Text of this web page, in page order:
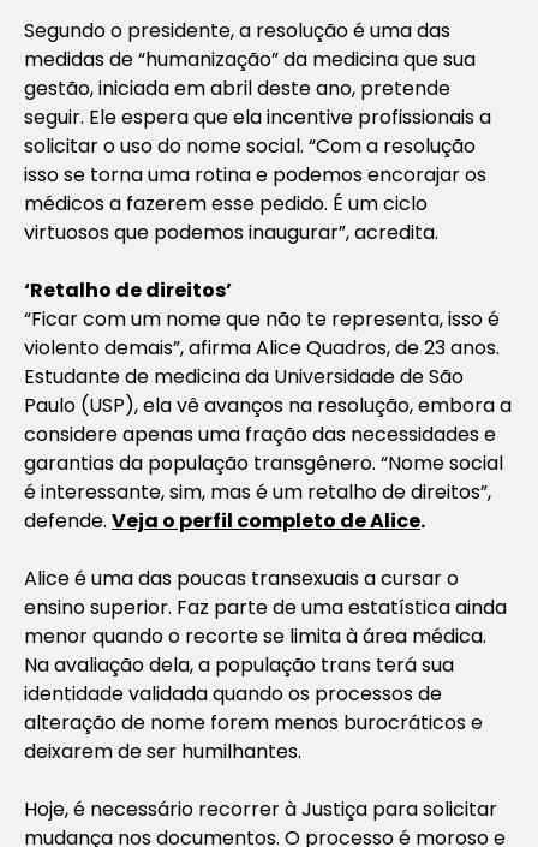
Segundo o presidente, a resolução é uma das
medidas de “humanização” da medicina que sua
gestão, iniciada em abril deste ano, pretende
seguir. Ele espera que ela incentive profissionais a
solicitar o uso do nome social. “Com a resolução
isso se torna uma rotina e podemos encorajar os
médicos a fazerem esse pedido. É um ciclo
virtuosos que podemos inaugurar”, acredita.
‘Retalho de direitos’
“Ficar com um nome que não te representa, isso é
violento demais”, afirma Alice Quadros, de 23 anos.
Estudante de medicina da Universidade de São
Paulo (USP), ela vê avanços na resolução, embora a
considere apenas uma fração das necessidades e
garantias da população transgênero. “Nome social
é interessante, sim, mas é um retalho de direitos”,
defende. Veja o perfil completo de Alice.
Alice é uma das poucas transexuais a cursar o
ensino superior. Faz parte de uma estatística ainda
menor quando o recorte se limita à área médica.
Na avaliação dela, a população trans terá sua
identidade validada quando os processos de
alteração de nome forem menos burocráticos e
deixarem de ser humilhantes.
Hoje, é necessário recorrer à Justiça para solicitar
mudança nos documentos. O processo é moroso e